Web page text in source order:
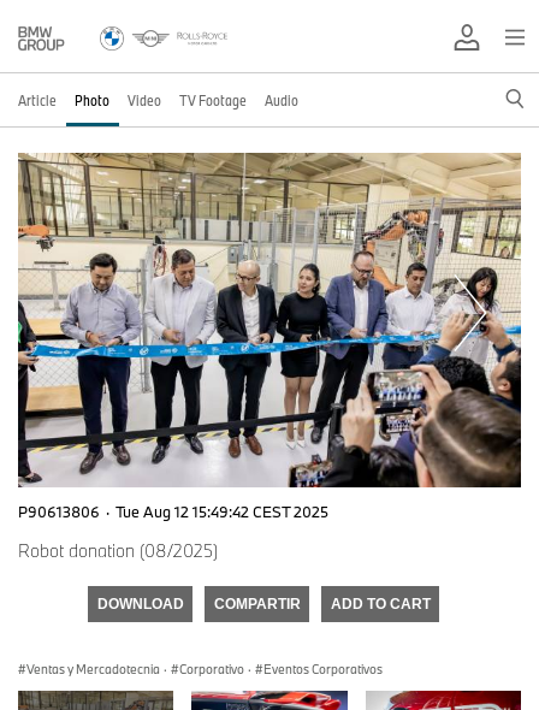
Article Photo Video TV Footage Audio
P90613806 · Tue Aug 12 15:49:42 CEST 2025
Robot donation (08/2025)
DOWNLOAD COMPARTIR ADD TO CART
Ventas y Mercadotecnia · Corporativo · Eventos Corporativos